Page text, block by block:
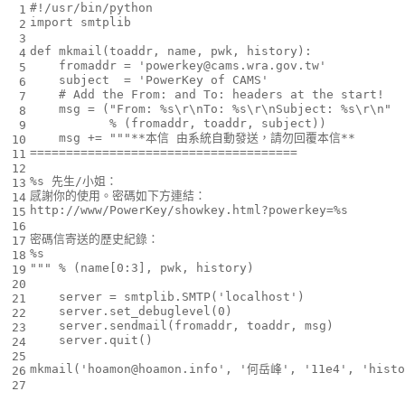
1
2
3
4
5
6
7
8
9
10
11
12
13
14
15
16
17
18
19
20
21
22
23
24
25
26
27
#!/usr/bin/python
import
smtplib
def mkmail ( toaddr , name , pwk , history ):
fromaddr =
'powerkey@cams.wra.gov.tw'
subject
=
'PowerKey of CAMS'
# Add the From: and To: headers at the start!
msg = ( "From: %s\r\nTo: %s\r\nSubject: %s\r\n "
%
( fromaddr , toaddr , subject ))
msg +=
"""**本信 由系統自動發送，請勿回覆本信**
=====================================
%s 先生/小姐：
感謝你的使用。密碼如下方連結：
http://www/PowerKey/showkey.html?powerkey=%s
密碼信寄送的歷史紀錄：
%s
"""
% ( name 0 : 3 ], pwk , history )
server = smtplib . SMTP( 'localhost' )
server . set_debuglevel ( 0 )
server . sendmail ( fromaddr , toaddr , msg )
server . quit ()
mkmail ( 'hoamon@hoamon.info' , '何岳峰' , '11e4' ,